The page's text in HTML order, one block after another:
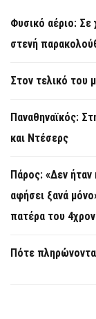
Φυσικό αέριο:
στενή
Στον τελικό του
Παναθηναϊκός:
και Ντέσερς
Πάρος: «Δεν ήταν
αφήσει ξανά
πατέρα του
Πότε